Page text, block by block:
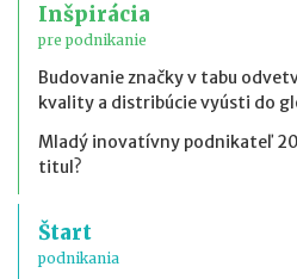
Inšpirácia
pre podnikanie
Budovanie značky v tabu
kvality a distribúcie vyústi do
Mladý inovatívny podnikateľ
titul?
Štart
podnikania